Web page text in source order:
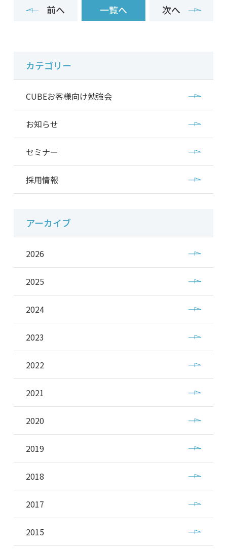
前へ 一覧へ 次へ
カテゴリー
CUBEお客様向け勉強会
お知らせ
セミナー
採用情報
アーカイブ
2026
2025
2024
2023
2022
2021
2020
2019
2018
2017
2015